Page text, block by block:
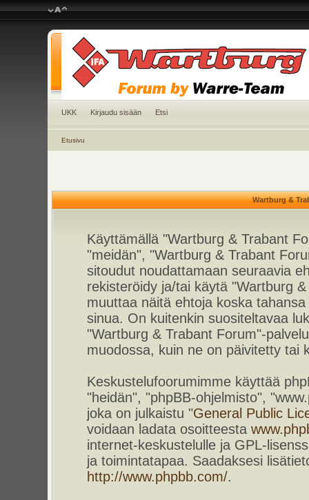
UKK Kirjaudu sisään Etsi
Etusivu
Wartburg &
Käyttämällä "Wartburg & Trabant
"meidän", "Wartburg & Trabant
sitoudut noudattamaan seuraavia
rekisteröidy ja/tai käytä "Wartburg
muuttaa näitä ehtoja koska
sinua. On kuitenkin suositeltavaa
"Wartburg & Trabant Forum"-
muodossa, kuin ne on päivitetty tai
Keskustelufoorumimme käyttää
"heidän", "phpBB-ohjelmisto",
joka on julkaistu "General Public
voidaan ladata osoitteesta
internet-keskustelulle ja GPL-
ja toimintatapaa. Saadaksesi
http://www.phpbb.com/.